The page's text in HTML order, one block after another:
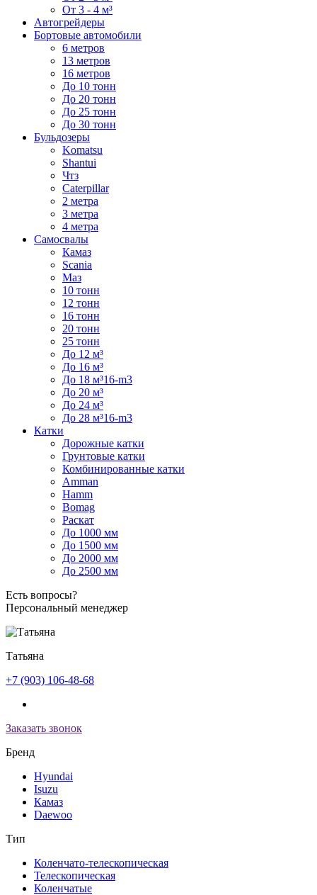
От 3 - 4 м³
Автогрейдеры
Бортовые автомобили
6 метров
13 метров
16 метров
До 10 тонн
До 20 тонн
До 25 тонн
До 30 тонн
Бульдозеры
Komatsu
Shantui
Чтз
Caterpillar
2 метра
3 метра
4 метра
Самосвалы
Камаз
Scania
Маз
10 тонн
12 тонн
16 тонн
20 тонн
25 тонн
До 12 м³
До 16 м³
До 18 м³16-m3
До 20 м³
До 24 м³
До 28 м³16-m3
Катки
Дорожные катки
Грунтовые катки
Комбинированные катки
Amman
Hamm
Bomag
Раскат
До 1000 мм
До 1500 мм
До 2000 мм
До 2500 мм
Есть вопросы?
Персональный менеджер
Татьяна
+7 (903) 106-48-68
Заказать звонок
Бренд
Hyundai
Isuzu
Камаз
Daewoo
Тип
Коленчато-телескопическая
Телескопическая
Коленчатые